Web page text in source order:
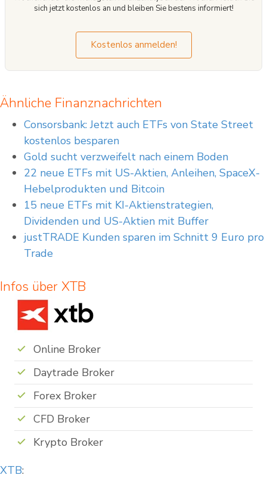
der Bundesanstalt für Finanzdienstleistungsaufsicht (BaFin) und unterliegt
Finanzaufsichtsbehörde KNF.
sich jetzt kostenlos an und bleiben Sie bestens informiert!
Kostenlos anmelden!
Ähnliche Finanznachrichten
Consorsbank: Jetzt auch ETFs von State Street
kostenlos besparen
Gold sucht verzweifelt nach einem Boden
22 neue ETFs mit US-Aktien, Anleihen, SpaceX-
Hebelprodukten und Bitcoin
15 neue ETFs mit KI-Aktienstrategien,
Dividenden und US-Aktien mit Buffer
justTRADE Kunden sparen im Schnitt 9 Euro pro
Trade
Infos über XTB
Online Broker
Daytrade Broker
Forex Broker
CFD Broker
Krypto Broker
XTB: